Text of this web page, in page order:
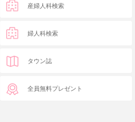
産婦人科検索
婦人科検索
タウン誌
全員無料プレゼント